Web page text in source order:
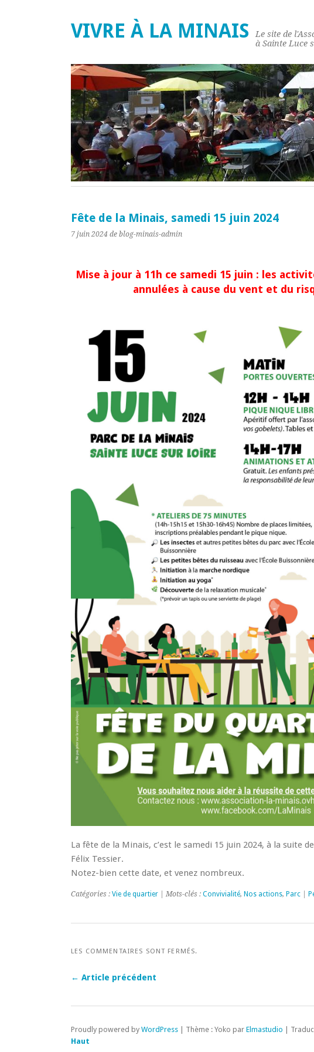
VIVRE À LA MINAIS
Le site de
à Sainte Luce
Fête de la Minais, samedi 15 juin 2024
7 juin 2024 de blog-minais-admin
Mise à jour à 11h ce samedi 15 juin : les
annulées à cause du vent et du
La fête de la Minais, c’est le samedi 15 juin 2024, à la suite
Félix Tessier.
Notez-bien cette date, et venez nombreux.
Catégories : Vie de quartier | Mots-clés : Convivialité, Nos actions, Parc
LES COMMENTAIRES SONT FERMÉS.
← Article précédent
Proudly powered by WordPress Thème : Yoko par Elmastudio |
Haut